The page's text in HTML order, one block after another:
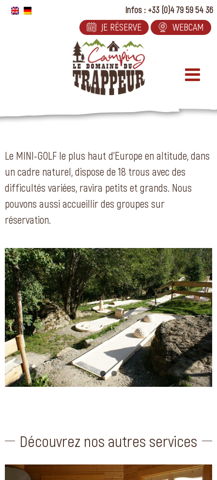
Passer
Infos : +33 (0)4 79 59 54 36
JE RÉSERVE WEBCAM
Le MINI-GOLF le plus haut d’Europe en altitude, dans
un cadre naturel, dispose de 18 trous avec des
difficultés variées, ravira petits et grands. Nous
pouvons aussi accueillir des groupes sur
réservation.
Découvrez nos autres services